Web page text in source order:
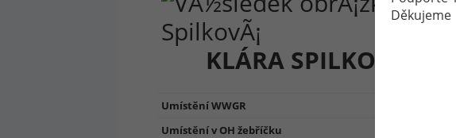
KLÁRA SPILKOVÁ
Umístění WWGR
Umístění v OH žebříčku